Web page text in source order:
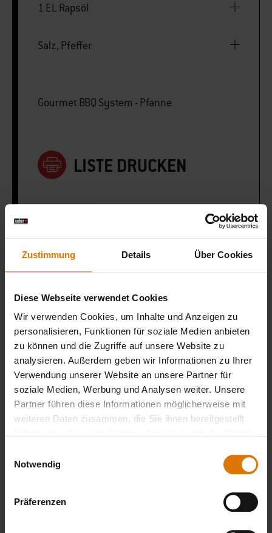
Zustimmung Details Über Cookies
Diese Webseite verwendet Cookies
Wir verwenden Cookies, um Inhalte und Anzeigen zu
personalisieren, Funktionen für soziale Medien anbieten
zu können und die Zugriffe auf unsere Website zu
analysieren. Außerdem geben wir Informationen zu Ihrer
Verwendung unserer Website an unsere Partner für
soziale Medien, Werbung und Analysen weiter. Unsere
Partner führen diese Informationen möglicherweise mit
weiteren Daten zusammen, die Sie ihnen bereitgestellt
Notwendig
Präferenzen
1 EL Rapsöl
Salz, Pfeffer
Gourmet BBQ System - Pfanne
LISTE DRUCKEN
Sei perfekt vorbereitet
Empfohlenes Zubehör